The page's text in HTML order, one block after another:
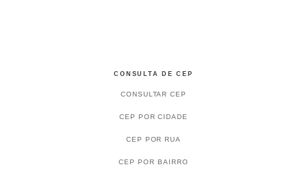
CONSULTA DE CEP
CONSULTAR CEP
CEP POR CIDADE
CEP POR RUA
CEP POR BAIRRO